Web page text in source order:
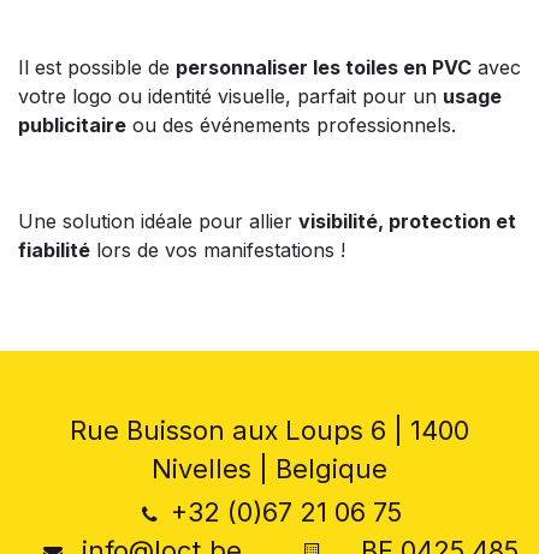
Il est possible de personnaliser les toiles en PVC avec
votre logo ou identité visuelle, parfait pour un usage
publicitaire ou des événements professionnels.
Une solution idéale pour allier visibilité, protection et
fiabilité lors de vos manifestations !
Rue Buisson aux Loups 6 | 1400
Nivelles | Belgique
+32 (0)67 21 06 75